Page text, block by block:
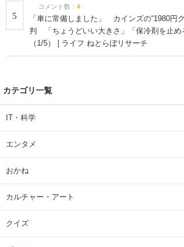
【7月12日は「デコレーションケーキの日」
ねとらぼリサーチ：2ページ目
4
コメント数： 5
北海道 ねとらぼリサーチ
判 「ちょうどいい大きさ」「保冷剤を止め
カテゴリ一覧
IT・科学